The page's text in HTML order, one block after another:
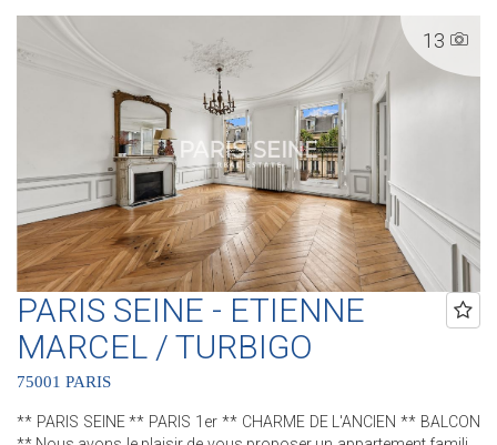
Saint-Roch - PARIS 1 Agence Cherche-Midi - 59 rue du Cherche-Midi
- PARIS 6 Agence Sèvres/Vaneau - 85 rue de Sèvres - PARIS 6
Agence Rennes/Saint-Germain - 83 rue de Rennes - PARIS 6
Agence Champ de Mars - 38 avenue de la Motte-Picquet - PARIS 7
(ACHAT - VENTE - LOCATION - GESTION - SUCCESSION -
ÉVALUATION OFFERTE SOUS 24 H).
13
PARIS SEINE - ETIENNE
MARCEL / TURBIGO
75001 PARIS
** PARIS SEINE ** PARIS 1er ** CHARME DE L'ANCIEN ** BALCON